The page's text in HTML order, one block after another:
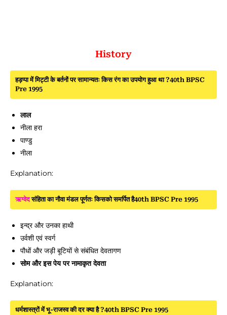
History
हड़प्पा में मिट्टी के बर्तनों पर सामान्यतः किस रंग का उपयोग हुआ था ?40th BPSC
Pre 1995
लाल
नीला हरा
पाण्डु
नीला
Explanation:
ऋग्वेदसंहिता का नौवा मंडल पूर्णतः किसको समर्पित है40th BPSC Pre 1995
इन्द्र और उनका हाथी
उर्वशी एवं स्वर्ग
पौधों और जड़ी बूटियों से संबंधित देवतागण
सोम और इस पेय पर नामाकृत देवता
Explanation:
धर्मशास्त्रों में भू-राजस्व की दर क्या है ?40th BPSC Pre 1995